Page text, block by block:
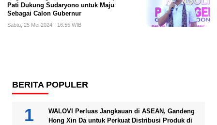
Pati Dukung Sudaryono untuk Maju
Sebagai Calon Gubernur
Sabtu, 25 Mei 2024 - 16:55 WIB
BERITA POPULER
WALOVI Perluas Jangkauan di ASEAN, Gandeng
Hong Xin Da untuk Perkuat Distribusi Produk di